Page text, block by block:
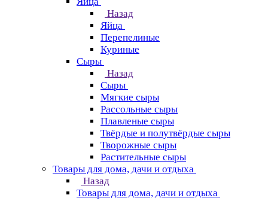
Назад
Яйца
Перепелиные
Куриные
Сыры
Назад
Сыры
Мягкие сыры
Рассольные сыры
Плавленые сыры
Твёрдые и полутвёрдые сыры
Творожные сыры
Растительные сыры
Товары для дома, дачи и отдыха
Назад
Товары для дома, дачи и отдыха